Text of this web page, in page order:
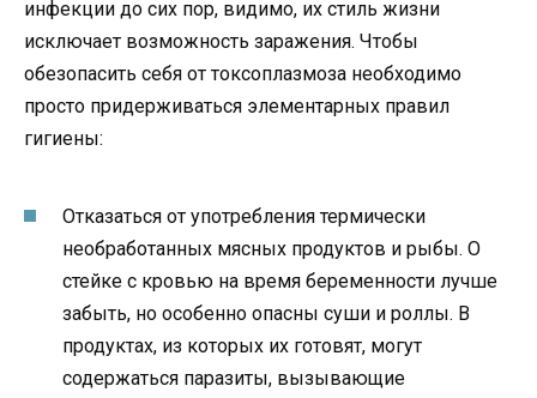
инфекции до сих пор, видимо, их стиль жизни
исключает возможность заражения. Чтобы
обезопасить себя от токсоплазмоза необходимо
просто придерживаться элементарных правил
гигиены:
Отказаться от употребления термически
необработанных мясных продуктов и рыбы. О
стейке с кровью на время беременности лучше
забыть, но особенно опасны суши и роллы. В
продуктах, из которых их готовят, могут
содержаться паразиты, вызывающие